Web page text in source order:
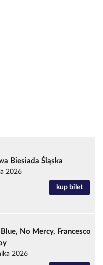
Biesiada Śląska
2026
kup bilet
No Mercy, Francesco
2026